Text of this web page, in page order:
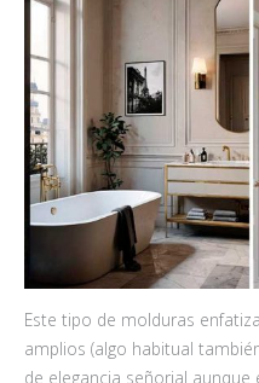
Este tipo de molduras
amplios (algo habitual
de elegancia señorial